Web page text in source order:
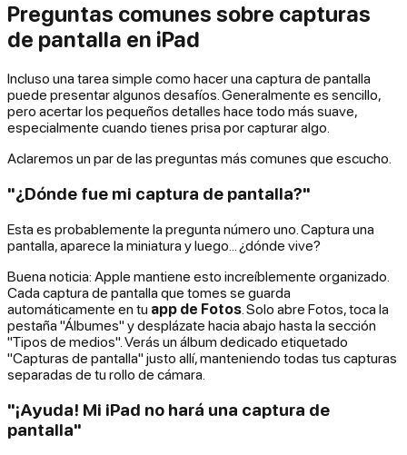
Preguntas comunes sobre capturas
de pantalla en iPad
Incluso una tarea simple como hacer una captura de pantalla
puede presentar algunos desafíos. Generalmente es sencillo,
pero acertar los pequeños detalles hace todo más suave,
especialmente cuando tienes prisa por capturar algo.
Aclaremos un par de las preguntas más comunes que escucho.
"¿Dónde fue mi captura de pantalla?"
Esta es probablemente la pregunta número uno. Captura una
pantalla, aparece la miniatura y luego... ¿dónde vive?
Buena noticia: Apple mantiene esto increíblemente organizado.
Cada captura de pantalla que tomes se guarda
automáticamente en tu app de Fotos . Solo abre Fotos, toca la
pestaña "Álbumes" y desplázate hacia abajo hasta la sección
"Tipos de medios". Verás un álbum dedicado etiquetado
"Capturas de pantalla" justo allí, manteniendo todas tus capturas
separadas de tu rollo de cámara.
"¡Ayuda! Mi iPad no hará una captura de
pantalla"